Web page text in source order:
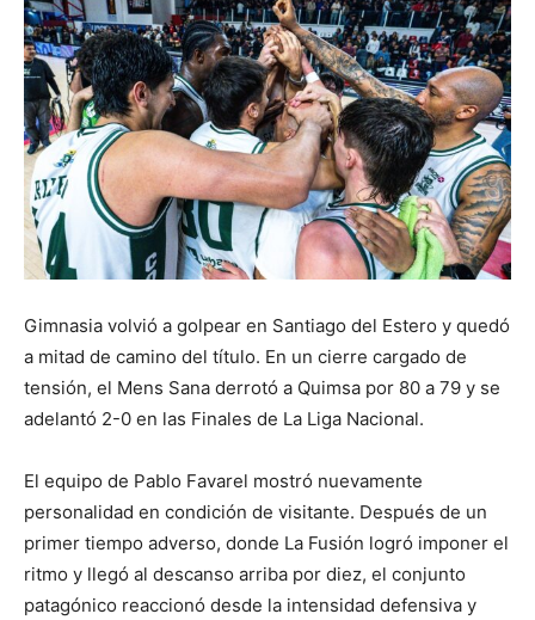
Gimnasia volvió a golpear en Santiago del Estero y quedó
a mitad de camino del título. En un cierre cargado de
tensión, el Mens Sana derrotó a Quimsa por 80 a 79 y se
adelantó 2-0 en las Finales de La Liga Nacional.
El equipo de Pablo Favarel mostró nuevamente
personalidad en condición de visitante. Después de un
primer tiempo adverso, donde La Fusión logró imponer el
ritmo y llegó al descanso arriba por diez, el conjunto
patagónico reaccionó desde la intensidad defensiva y